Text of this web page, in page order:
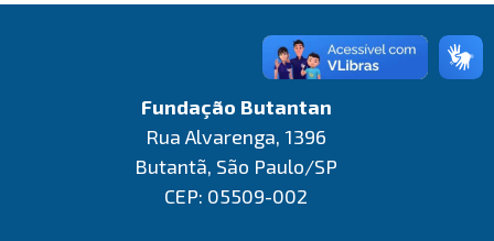
Fundação Butantan
Rua Alvarenga, 1396
Butantã, São Paulo/SP
CEP: 05509-002